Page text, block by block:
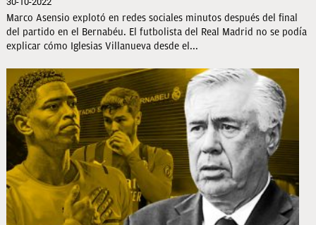
Marco Asensio explotó en redes sociales minutos después del final
del partido en el Bernabéu. El futbolista del Real Madrid no se podía
explicar cómo Iglesias Villanueva desde el...